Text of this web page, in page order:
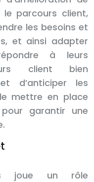
le parcours client,
les besoins et
et ainsi adapter
à leurs
client bien
d’anticiper les
mettre en place
garantir une
joue un rôle